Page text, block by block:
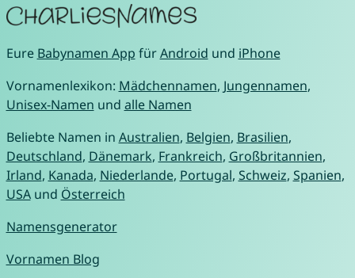
Eure Babynamen App fürAndroid und iPhone
Vornamenlexikon: Mädchennamen, Jungennamen,
Unisex-Namen und alle Namen
Beliebte Namen in Australien, Belgien, Brasilien,
Deutschland, Dänemark, Frankreich, Großbritannien,
Irland, Kanada, Niederlande, Portugal, Schweiz, Spanien,
USAund Österreich
Namensgenerator
Vornamen Blog